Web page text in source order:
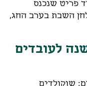
פריט שנכנס
השבת בערב החג,
לעובדים
שוקולדים